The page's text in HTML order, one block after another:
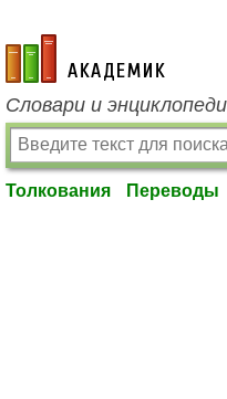
academic.ru
Словари и
Толкования Переводы